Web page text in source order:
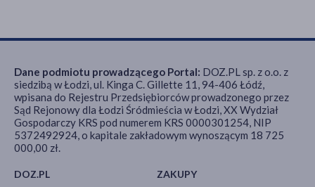
DOZ.PL ZAKUPY
Dane podmiotu prowadzącego Portal: DOZ.PL sp. z o.o. z
siedzibą w Łodzi, ul. Kinga C. Gillette 11, 94-406 Łódź,
wpisana do Rejestru Przedsiębiorców prowadzonego przez
Sąd Rejonowy dla Łodzi Śródmieścia w Łodzi, XX Wydział
Gospodarczy KRS pod numerem KRS 0000301254, NIP
5372492924, o kapitale zakładowym wynoszącym 18 725
000,00 zł.